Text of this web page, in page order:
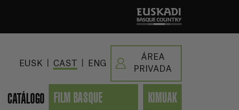
EUSK CAST ENG
ÁREA
PRIVADA
CATÁLOGO
FILM BASQUE
KIMUAK